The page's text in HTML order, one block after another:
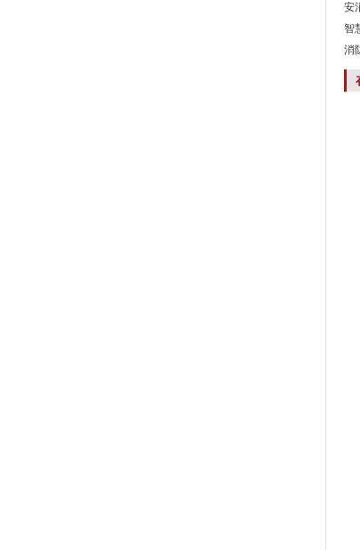
安
智
消